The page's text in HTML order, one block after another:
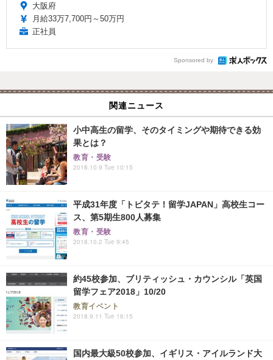
大阪府
月給33万7,700円～50万円
正社員
Sponsored by
関連ニュース
小中高生の留学、そのタイミングや期待できる効
果とは？
教育・受験
2018.10.9 Tue 10:15
平成31年度「トビタテ！留学JAPAN」高校生コー
ス、第5期生800人募集
教育・受験
2018.10.2 Tue 9:45
約45校参加、ブリティッシュ・カウンシル「英国
留学フェア2018」10/20
教育イベント
2018.9.11 Tue 16:15
国内最大級50校参加、イギリス・アイルランド大